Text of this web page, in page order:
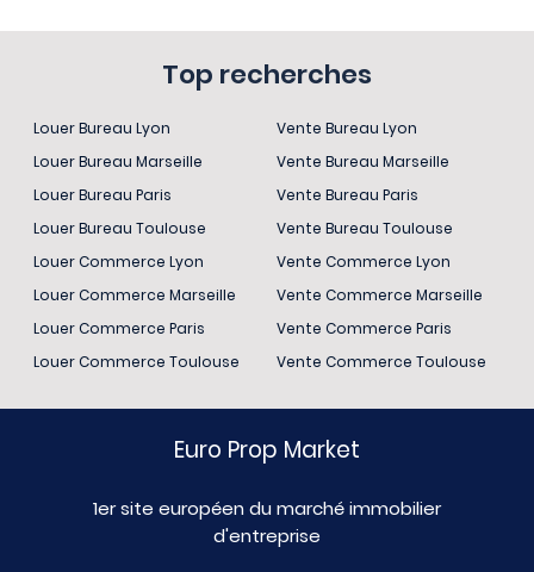
Top recherches
Louer Bureau Lyon
Louer Bureau Marseille
Louer Bureau Paris
Louer Bureau Toulouse
Louer Commerce Lyon
Louer Commerce Marseille
Louer Commerce Paris
Louer Commerce Toulouse
Vente Bureau Lyon
Vente Bureau Marseille
Vente Bureau Paris
Vente Bureau Toulouse
Vente Commerce Lyon
Vente Commerce Marseille
Vente Commerce Paris
Vente Commerce Toulouse
Euro Prop Market
1er site européen du marché immobilier
d'entreprise